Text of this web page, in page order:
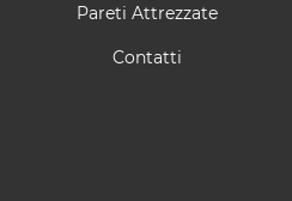
Pareti Attrezzate
Contatti